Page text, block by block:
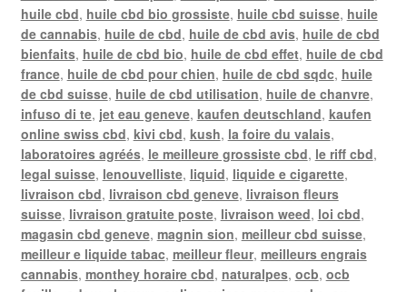
huile cbd, huile cbd bio grossiste, huile cbd suisse, huile
de cannabis, huile de cbd, huile de cbd avis, huile de cbd
bienfaits, huile de cbd bio, huile de cbd effet, huile de cbd
france, huile de cbd pour chien, huile de cbd sqdc, huile
de cbd suisse, huile de cbd utilisation, huile de chanvre,
infuso di te, jet eau geneve, kaufen deutschland, kaufen
online swiss cbd, kivi cbd, kush, la foire du valais,
laboratoires agréés, le meilleure grossiste cbd, le riff cbd,
legal suisse, lenouvelliste, liquid, liquide e cigarette,
livraison cbd, livraison cbd geneve, livraison fleurs
suisse, livraison gratuite poste, livraison weed, loi cbd,
magasin cbd geneve, magnin sion, meilleur cbd suisse,
meilleur e liquide tabac, meilleur fleur, meilleurs engrais
cannabis, monthey horaire cbd, naturalpes, ocb, ocb